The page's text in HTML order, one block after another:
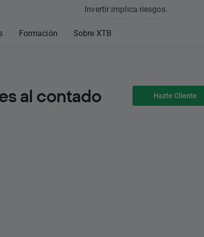
Invertir implica riesgos.
Formación Sobre XTB
al contado Hazte Cliente